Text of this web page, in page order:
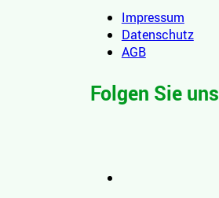
Impressum
Datenschutz
AGB
Folgen Sie uns